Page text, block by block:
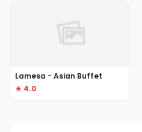
Lamesa - Asian Buffet
★ 4.0